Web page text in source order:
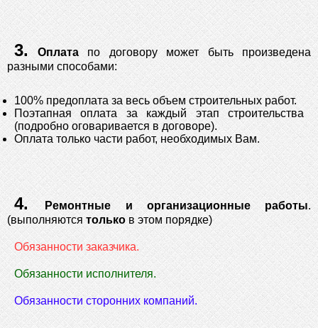
3. Оплатапо договору может быть произведена
разными способами:
100% предоплата за весь объем строительных работ.
Поэтапная оплата за каждый этап строительства
(подробно оговаривается в договоре).
Оплата только части работ, необходимых Вам.
4.Ремонтные и организационные работы.
(выполняютсятольков этом порядке)
Обязанности заказчика.
Обязанности исполнителя.
Обязанности сторонних компаний.